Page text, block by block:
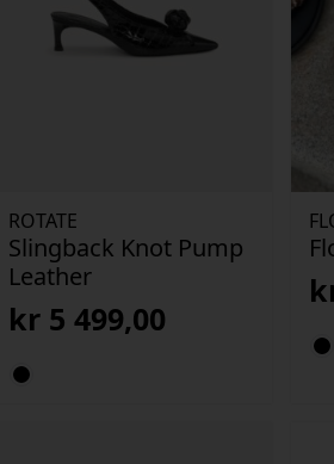
ROTATE
Slingback Knot Pump
Leather
kr 5 499,00